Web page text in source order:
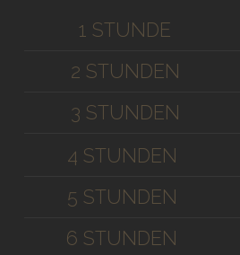
1 STUNDE
2 STUNDEN
3 STUNDEN
4 STUNDEN
5 STUNDEN
6 STUNDEN